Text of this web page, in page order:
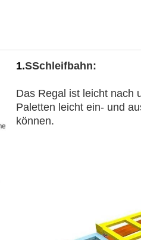
1.SSchleifbahn:
Das Regal ist leicht nach
Paletten leicht ein- und
können.